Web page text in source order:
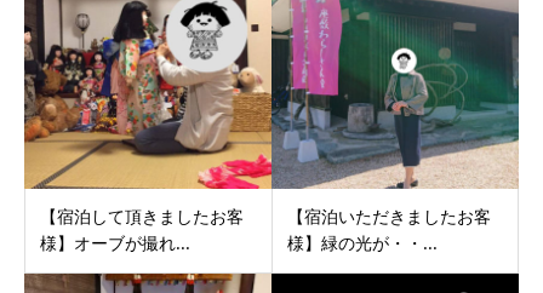
【宿泊して頂きましたお客
様】オーブが撮れ...
【宿泊いただきましたお客
様】緑の光が・・...